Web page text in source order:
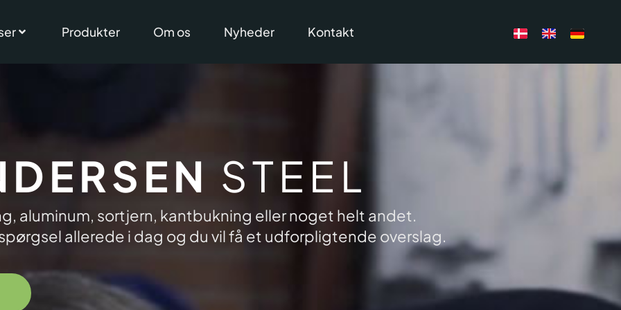
Produkter Om os Nyheder Kontakt
STEEL
aluminum, sortjern, kantbukning eller noget helt andet.
allerede i dag og du vil få et udforpligtende overslag.